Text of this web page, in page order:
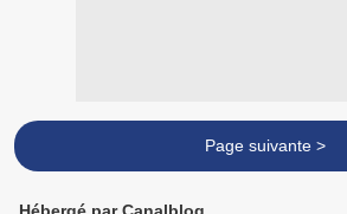
Page suivante >